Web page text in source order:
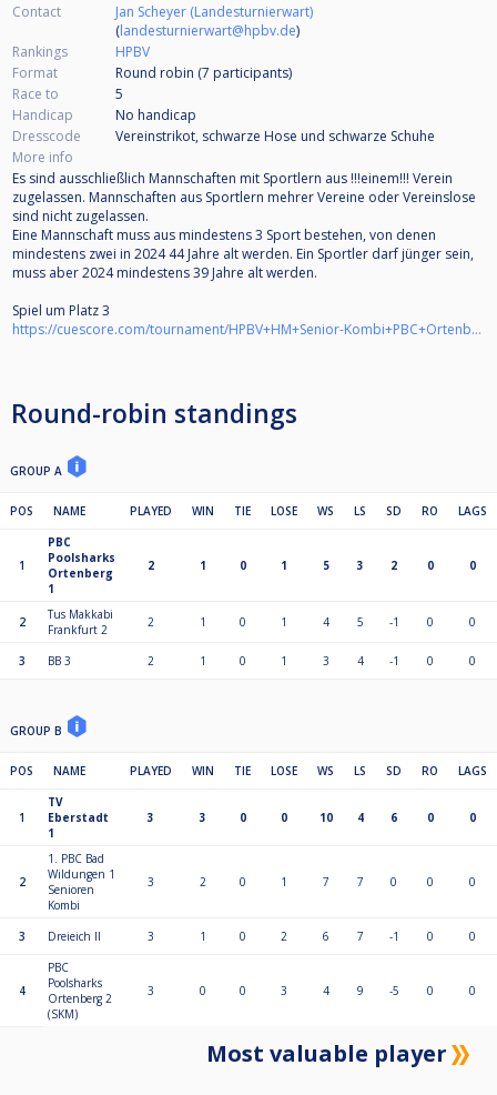
Contact
Jan Scheyer (Landesturnierwart)
(landesturnierwart@hpbv.de)
Rankings
HPBV
Format
Round robin (7 participants)
Race to
5
Handicap
No handicap
Dresscode
Vereinstrikot, schwarze Hose und schwarze Schuhe
More info
Es sind ausschließlich Mannschaften mit Sportlern aus !!!einem!!! Verein
zugelassen. Mannschaften aus Sportlern mehrer Vereine oder Vereinslose
sind nicht zugelassen.
Eine Mannschaft muss aus mindestens 3 Sport bestehen, von denen
mindestens zwei in 2024 44 Jahre alt werden. Ein Sportler darf jünger sein,
muss aber 2024 mindestens 39 Jahre alt werden.
Spiel um Platz 3
https://cuescore.com/tournament/HPBV+HM+Senior-Kombi+PBC+Ortenberg+-+Spiel+um+Platz+3/40217275
Round-robin standings
GROUP A
POS NAME PLAYED WIN TIE LOSE WS LS SD RO LAGS
1
PBC
Poolsharks
Ortenberg
1
2 1 0 1 5 3 2 0 0
2
Tus Makkabi
Frankfurt 2
2 1 0 1 4 5 -1 0 0
3 BB 3 2 1 0 1 3 4 -1 0 0
GROUP B
POS NAME PLAYED WIN TIE LOSE WS LS SD RO LAGS
1
TV
Eberstadt
1
3 3 0 0 10 4 6 0 0
2
1. PBC Bad
Wildungen 1
Senioren
Kombi
3 2 0 1 7 7 0 0 0
3 Dreieich II 3 1 0 2 6 7 -1 0 0
4
PBC
Poolsharks
Ortenberg 2
(SKM)
3 0 0 3 4 9 -5 0 0
Most valuable player